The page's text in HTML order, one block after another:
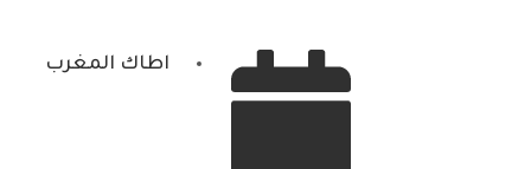
اطاك المغرب